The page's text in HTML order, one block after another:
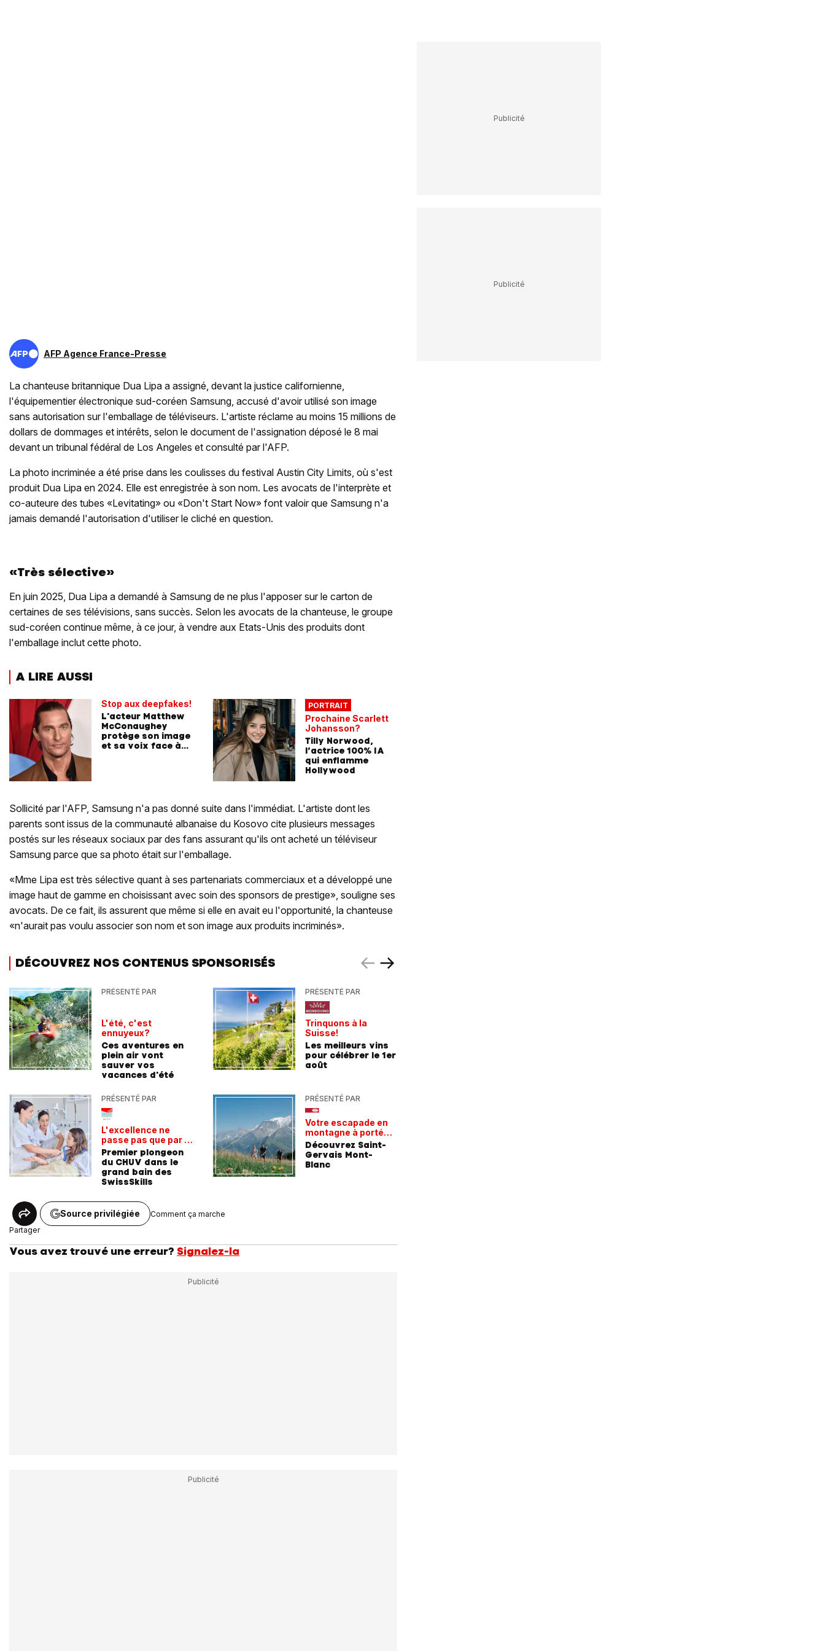
AFP Agence France-Presse
La chanteuse britannique Dua Lipa a assigné, devant la justice californienne,
l'équipementier électronique sud-coréen Samsung, accusé d'avoir utilisé son image
sans autorisation sur l'emballage de téléviseurs. L'artiste réclame au moins 15 millions de
dollars de dommages et intérêts, selon le document de l'assignation déposé le 8 mai
devant un tribunal fédéral de Los Angeles et consulté par l'AFP.
La photo incriminée a été prise dans les coulisses du festival Austin City Limits, où s'est
produit Dua Lipa en 2024. Elle est enregistrée à son nom. Les avocats de l'interprète et
co-auteure des tubes «Levitating» ou «Don't Start Now» font valoir que Samsung n'a
jamais demandé l'autorisation d'utiliser le cliché en question.
«Très sélective»
En juin 2025, Dua Lipa a demandé à Samsung de ne plus l'apposer sur le carton de
certaines de ses télévisions, sans succès. Selon les avocats de la chanteuse, le groupe
sud-coréen continue même, à ce jour, à vendre aux Etats-Unis des produits dont
l'emballage inclut cette photo.
A LIRE AUSSI
Stop aux deepfakes!
L'acteur Matthew
McConaughey
protège son image
et sa voix face à
PORTRAIT
Prochaine Scarlett
Johansson?
Tilly Norwood,
l’actrice 100% IA
qui enflamme
Hollywood
Sollicité par l'AFP, Samsung n'a pas donné suite dans l'immédiat. L'artiste dont les
parents sont issus de la communauté albanaise du Kosovo cite plusieurs messages
postés sur les réseaux sociaux par des fans assurant qu'ils ont acheté un téléviseur
Samsung parce que sa photo était sur l'emballage.
«Mme Lipa est très sélective quant à ses partenariats commerciaux et a développé une
image haut de gamme en choisissant avec soin des sponsors de prestige», souligne ses
avocats. De ce fait, ils assurent que même si elle en avait eu l'opportunité, la chanteuse
«n'aurait pas voulu associer son nom et son image aux produits incriminés».
DÉCOUVREZ NOS CONTENUS SPONSORISÉS
PRÉSENTÉ PAR
L'été, c'est
ennuyeux?
Ces aventures en
plein air vont
sauver vos
vacances d'été
PRÉSENTÉ PAR
L'excellence ne
passe pas que par la
voie académique
Premier plongeon
du CHUV dans le
grand bain des
SwissSkills
PRÉSENTÉ PAR
Trinquons à la
Suisse!
Les meilleurs vins
pour célébrer le 1er
août
PRÉSENTÉ PAR
Votre escapade en
montagne à portée
de train
Découvrez Saint-
Gervais Mont-
Blanc
Partager
Source privilégiée Comment ça marche
Vous avez trouvé une erreur? Signalez-la